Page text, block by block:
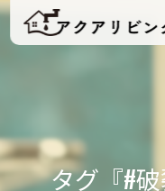
タグ『#